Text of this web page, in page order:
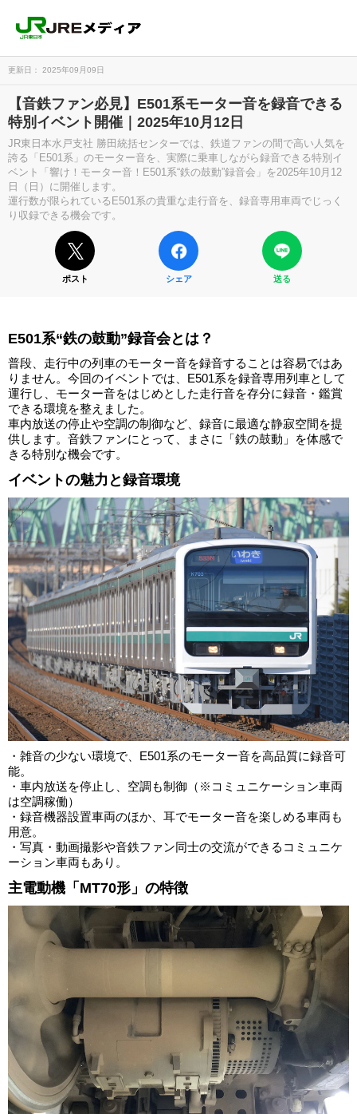
更新日： 2025年09月09日
【音鉄ファン必見】E501系モーター音を録音できる
特別イベント開催｜2025年10月12日
JR東日本水戸支社 勝田統括センターでは、鉄道ファンの間で高い人気を
誇る「E501系」のモーター音を、実際に乗車しながら録音できる特別イ
ベント「響け！モーター音！E501系“鉄の鼓動”録音会」を2025年10月12
日（日）に開催します。
運行数が限られているE501系の貴重な走行音を、録音専用車両でじっく
り収録できる機会です。
ポスト シェア 送る
E501系“鉄の鼓動”録音会とは？
普段、走行中の列車のモーター音を録音することは容易ではあ
りません。今回のイベントでは、E501系を録音専用列車として
運行し、モーター音をはじめとした走行音を存分に録音・鑑賞
できる環境を整えました。
車内放送の停止や空調の制御など、録音に最適な静寂空間を提
供します。音鉄ファンにとって、まさに「鉄の鼓動」を体感で
きる特別な機会です。
イベントの魅力と録音環境
・雑音の少ない環境で、E501系のモーター音を高品質に録音可
能。
・車内放送を停止し、空調も制御（※コミュニケーション車両
は空調稼働）
・録音機器設置車両のほか、耳でモーター音を楽しめる車両も
用意。
・写真・動画撮影や音鉄ファン同士の交流ができるコミュニケ
ーション車両もあり。
主電動機「MT70形」の特徴